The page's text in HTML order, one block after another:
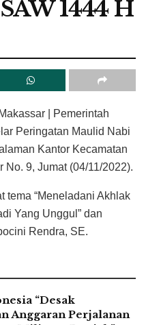
1444 H
| Pemerintah
Peringatan Maulid Nabi
Kantor Kecamatan
9, Jumat (04/11/2022).
tema “Meneladani Akhlak
Yang Unggul” dan
Rendra, SE.
“Desak
Anggaran Perjalanan